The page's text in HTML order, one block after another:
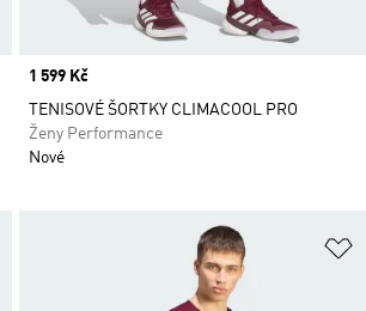
Price
1 599 Kč
TENISOVÉ ŠORTKY CLIMACOOL PRO
Ženy Performance
Nové
Přidat do seznamu přání